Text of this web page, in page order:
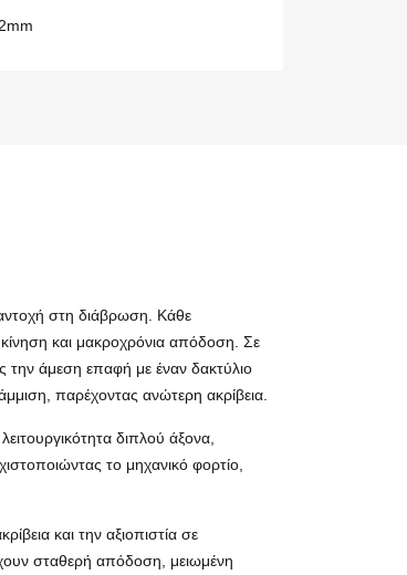
στη διάβρωση. Κάθε
κίνηση και μακροχρόνια απόδοση. Σε
την άμεση επαφή με έναν δακτύλιο
παρέχοντας ανώτερη ακρίβεια.
διπλού άξονα,
το μηχανικό φορτίο,
και την αξιοπιστία σε
σταθερή απόδοση, μειωμένη